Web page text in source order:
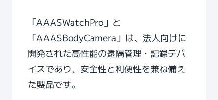
「AAASWatchPro」と
「AAASBodyCamera」は、法人向けに
開発された高性能の遠隔管理・記録デバ
イスであり、安全性と利便性を兼ね備え
た製品です。